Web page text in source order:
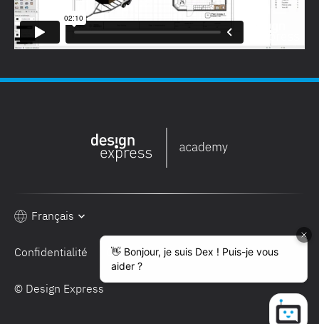
© Design Express
Confidentialité Conditions de vente
Français